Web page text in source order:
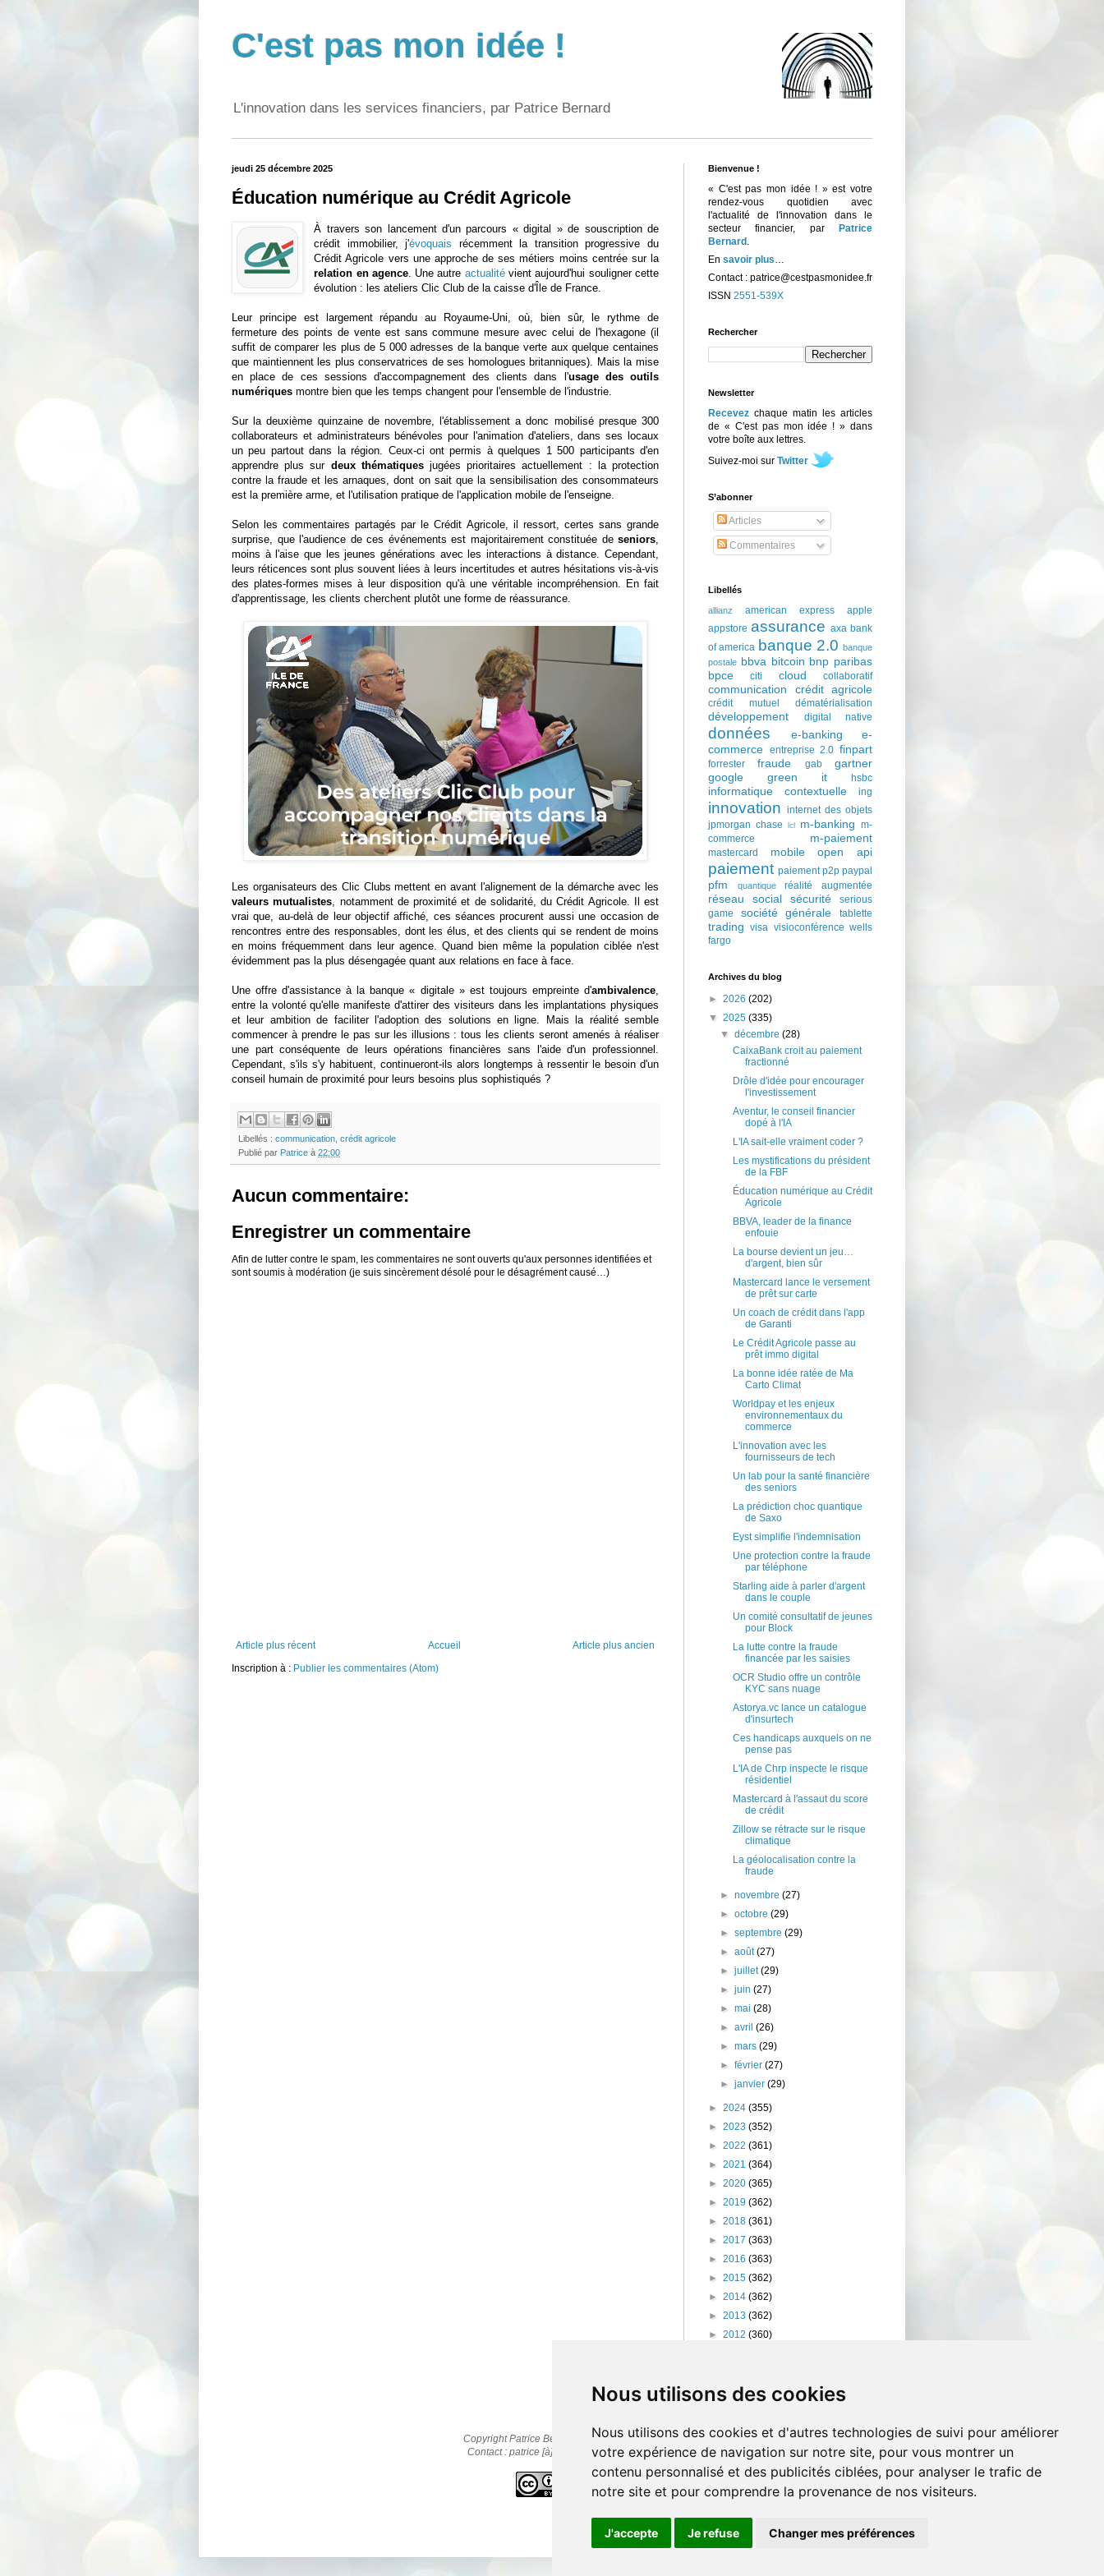
Nous utilisons des cookies
Nous utilisons des cookies et d'autres technologies de suivi pour améliorer
votre expérience de navigation sur notre site, pour vous montrer un
contenu personnalisé et des publicités ciblées, pour analyser le trafic de
notre site et pour comprendre la provenance de nos visiteurs.
J'accepte Je refuse Changer mes préférences
C'est pas mon idée !
L'innovation dans les services financiers, par Patrice Bernard
jeudi 25 décembre 2025
Éducation numérique au Crédit Agricole
À travers son lancement d'un parcours « digital » de souscription de
crédit immobilier, j'évoquais récemment la transition progressive du
Crédit Agricole vers une approche de ses métiers moins centrée sur la
relation en agence. Une autre actualitévient aujourd'hui souligner cette
évolution : les ateliers Clic Club de la caisse d'Île de France.
Leur principe est largement répandu au Royaume-Uni, où, bien sûr, le rythme de
fermeture des points de vente est sans commune mesure avec celui de l'hexagone (il
suffit de comparer les plus de 5 000 adresses de la banque verte aux quelque centaines
que maintiennent les plus conservatrices de ses homologues britanniques). Mais la mise
en place de ces sessions d'accompagnement des clients dans l'usage des outils
numériques montre bien que les temps changent pour l'ensemble de l'industrie.
Sur la deuxième quinzaine de novembre, l'établissement a donc mobilisé presque 300
collaborateurs et administrateurs bénévoles pour l'animation d'ateliers, dans ses locaux
un peu partout dans la région. Ceux-ci ont permis à quelques 1 500 participants d'en
apprendre plus sur deux thématiquesjugées prioritaires actuellement : la protection
contre la fraude et les arnaques, dont on sait que la sensibilisation des consommateurs
est la première arme, et l'utilisation pratique de l'application mobile de l'enseigne.
Selon les commentaires partagés par le Crédit Agricole, il ressort, certes sans grande
surprise, que l'audience de ces événements est majoritairement constituée de seniors,
moins à l'aise que les jeunes générations avec les interactions à distance. Cependant,
leurs réticences sont plus souvent liées à leurs incertitudes et autres hésitations vis-à-vis
des plates-formes mises à leur disposition qu'à une véritable incompréhension. En fait
d'apprentissage, les clients cherchent plutôt une forme de réassurance.
Les organisateurs des Clic Clubs mettent en avant l'alignement de la démarche avec les
valeurs mutualistes, notamment de proximité et de solidarité, du Crédit Agricole. Il est
vrai que, au-delà de leur objectif affiché, ces séances procurent aussi une occasion de
rencontres entre des responsables, dont les élus, et des clients qui se rendent de moins
en moins fréquemment dans leur agence. Quand bien même la population ciblée n'est
évidemment pas la plus désengagée quant aux relations en face à face.
Une offre d'assistance à la banque « digitale » est toujours empreinte d'ambivalence,
entre la volonté qu'elle manifeste d'attirer des visiteurs dans les implantations physiques
et leur ambition de faciliter l'adoption des solutions en ligne. Mais la réalité semble
commencer à prendre le pas sur les illusions : tous les clients seront amenés à réaliser
une part conséquente de leurs opérations financières sans l'aide d'un professionnel.
Cependant, s'ils s'y habituent, continueront-ils alors longtemps à ressentir le besoin d'un
conseil humain de proximité pour leurs besoins plus sophistiqués ?
Libellés : communication, crédit agricole
Publié par Patrice à 22:00
Aucun commentaire:
Enregistrer un commentaire
Afin de lutter contre le spam, les commentaires ne sont ouverts qu'aux personnes identifiées et
sont soumis à modération (je suis sincèrement désolé pour le désagrément causé…)
Article plus récent Article plus ancien
Accueil
Inscription à : Publier les commentaires (Atom)
Bienvenue !
« C'est pas mon idée ! » est votre
rendez-vous quotidien avec
l'actualité de l'innovation dans le
secteur financier, par
Patrice
Bernard .
En savoir plus…
Contact : patrice@cestpasmonidee.fr
ISSN 2551-539X
Rechercher
Newsletter
Recevez chaque matin les articles
de « C'est pas mon idée ! » dans
votre boîte aux lettres.
Suivez-moi sur Twitter
S’abonner
Articles
Commentaires
Libellés
allianz american express
apple
appstore assurance axa bank
of america banque 2.0 banque
postale bbva bitcoin bnp paribas
bpce
citi cloud collaboratif
communication crédit agricole
crédit mutuel dématérialisation
développement digital native
données e-banking
e-
commerce entreprise 2.0 finpart
forrester fraude gab
gartner
google
green it hsbc
informatique contextuelle ing
innovation internet des objets
jpmorgan chase
lcl m-banking m-
commerce
m-paiement
mastercard mobile open api
paiement paiement p2p paypal
pfm quantique réalité augmentée
réseau social sécurité
serious
game
société générale tablette
trading visa visioconférence wells
fargo
Archives du blog
► 2026 (202)
▼ 2025 (335)
▼décembre(28)
CaixaBank croit au paiement
fractionné
Drôle d'idée pour encourager
l'investissement
Aventur, le conseil financier
dopé à l'IA
L'IA sait-elle vraiment coder ?
Les mystifications du président
de la FBF
Éducation numérique au Crédit
Agricole
BBVA, leader de la finance
enfouie
La bourse devient un jeu…
d'argent, bien sûr
Mastercard lance le versement
de prêt sur carte
Un coach de crédit dans l'app
de Garanti
Le Crédit Agricole passe au
prêt immo digital
La bonne idée ratée de Ma
Carto Climat
Worldpay et les enjeux
environnementaux du
commerce
L'innovation avec les
fournisseurs de tech
Un lab pour la santé financière
des seniors
La prédiction choc quantique
de Saxo
Eyst simplifie l'indemnisation
Une protection contre la fraude
par téléphone
Starling aide à parler d'argent
dans le couple
Un comité consultatif de jeunes
pour Block
La lutte contre la fraude
financée par les saisies
OCR Studio offre un contrôle
KYC sans nuage
Astorya.vc lance un catalogue
d'insurtech
Ces handicaps auxquels on ne
pense pas
L'IA de Chrp inspecte le risque
résidentiel
Mastercard à l'assaut du score
de crédit
Zillow se rétracte sur le risque
climatique
La géolocalisation contre la
fraude
►novembre(27)
►octobre(29)
►septembre(29)
►août(27)
►juillet(29)
►juin(27)
►mai(28)
►avril(26)
►mars(29)
►février(27)
►janvier(29)
► 2024 (355)
► 2023 (352)
► 2022 (361)
► 2021 (364)
► 2020 (365)
► 2019 (362)
► 2018 (361)
► 2017 (363)
► 2016 (363)
► 2015 (362)
► 2014 (362)
► 2013 (362)
► 2012 (360)
Copyright Patrice Bernard © 2010-2025
Contact : patrice [à] cestpasmonidee.fr